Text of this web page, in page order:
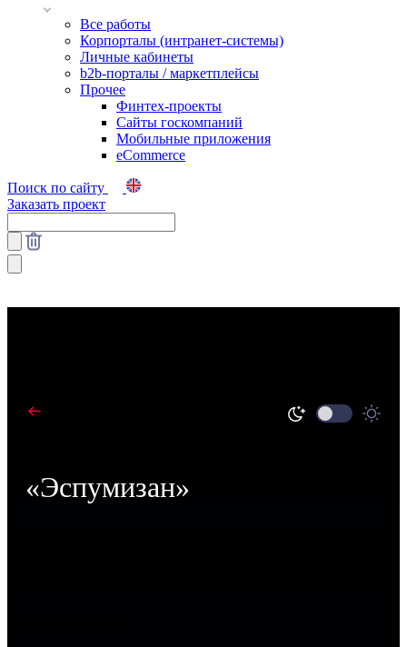
Все работы
Корпорталы (интранет-системы)
Личные кабинеты
b2b-порталы / маркетплейсы
Прочее
Финтех-проекты
Сайты госкомпаний
Мобильные приложения
eCommerce
Поиск по сайту
Заказать проект
«Эспумизан»